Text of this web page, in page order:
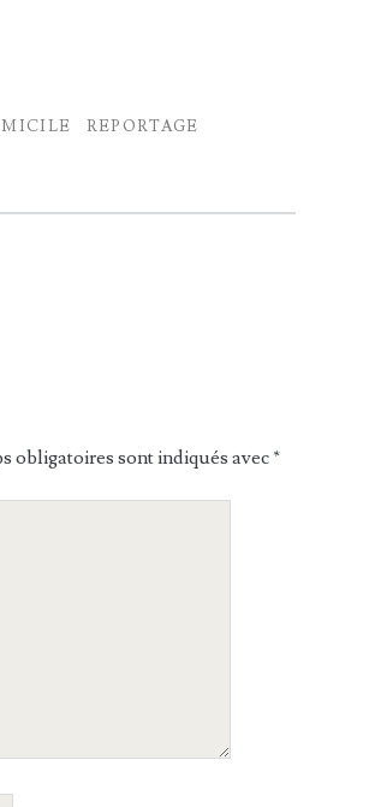
REPORTAGE
obligatoires sont indiqués avec*